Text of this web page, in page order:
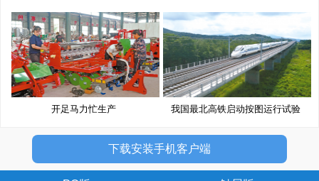
开足马力忙生产 我国最北高铁启动按图运行试验
下载安装手机客户端